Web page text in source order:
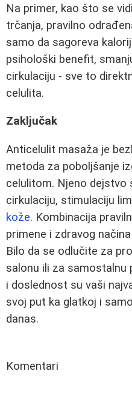
Na primer, kao što se
trčanja, pravilno
samo da sagoreva
psihološki benefit,
cirkulaciju - sve to
celulita.
Zaključak
Anticelulit masaža je
metoda za poboljšanje
celulitom. Njeno dejstvo
cirkulaciju, stimulaciju
kože. Kombinacija
primene i zdravog
Bilo da se odlučite za
salonu ili za samostalnu
i doslednost su vaši
svoj put ka glatkoj i
danas.
Komentari